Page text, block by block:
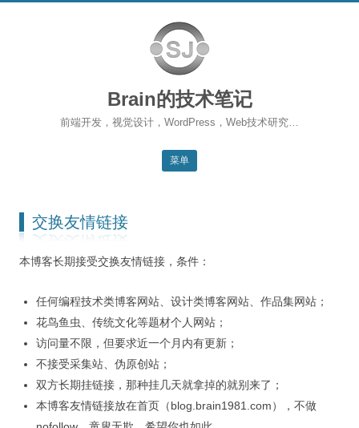
Brain的技术笔记
前端开发，视觉设计，WordPress，Web技术研究…
菜单
WordPress
前端开发
视觉/交互设计
杂项研究
交换友情链接
本博客长期接受交换友情链接，条件：
任何编程技术类博客网站、设计类博客网站、作品集网站；
花鸟鱼虫、传统文化等题材个人网站；
访问量不限，但要求近一个月内有更新；
不接受采集站、伪原创站；
双方长期挂链接，那种挂几天就拿掉的就别来了；
本博客友情链接放在首页（blog.brain1981.com），不做